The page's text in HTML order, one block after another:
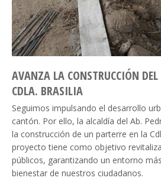
AVANZA LA CONSTRUCCIÓN DEL
CDLA. BRASILIA
Seguimos impulsando el desarrollo
cantón. Por ello, la alcaldía del Ab.
la construcción de un parterre en la
proyecto tiene como objetivo
públicos, garantizando un entorno
bienestar de nuestros ciudadanos.